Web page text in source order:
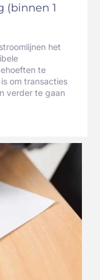
(binnen 1
het
te
om transacties
verder te gaan